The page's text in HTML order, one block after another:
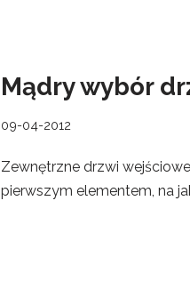
Mądry wybór
09-04-2012
Zewnętrzne drzwi
pierwszym elementem, na